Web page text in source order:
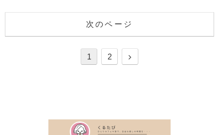
次のページ
1 2